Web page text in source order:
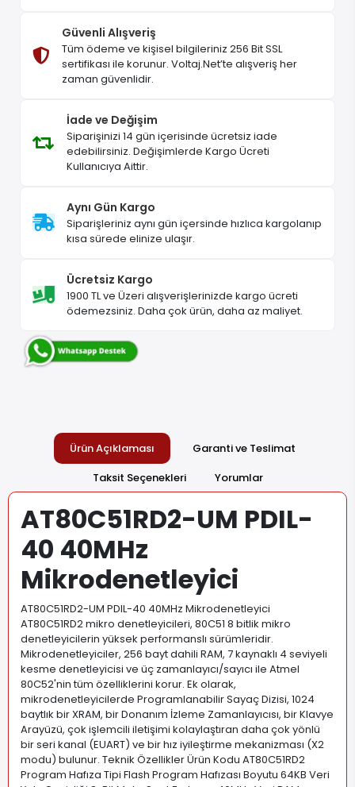
Güvenli Alışveriş
Tüm ödeme ve kişisel bilgileriniz 256 Bit SSL
sertifikası ile korunur. Voltaj.Net’te alışveriş her
zaman güvenlidir.
İade ve Değişim
Siparişinizi 14 gün içerisinde ücretsiz iade
edebilirsiniz. Değişimlerde Kargo Ücreti
Kullanıcıya Aittir.
Aynı Gün Kargo
Siparişleriniz aynı gün içersinde hızlıca kargolanıp
kısa sürede elinize ulaşır.
Ücretsiz Kargo
1900 TL ve Üzeri alışverişlerinizde kargo ücreti
ödemezsiniz. Daha çok ürün, daha az maliyet.
Ürün Açıklaması
Garanti ve Teslimat
Taksit Seçenekleri
Yorumlar
AT80C51RD2-UM PDIL-
40 40MHz
Mikrodenetleyici
AT80C51RD2-UM PDIL-40 40MHz Mikrodenetleyici
AT80C51RD2 mikro denetleyicileri, 80C51 8 bitlik mikro
denetleyicilerin yüksek performanslı sürümleridir.
Mikrodenetleyiciler, 256 bayt dahili RAM, 7 kaynaklı 4 seviyeli
kesme denetleyicisi ve üç zamanlayıcı/sayıcı ile Atmel
80C52'nin tüm özelliklerini korur. Ek olarak,
mikrodenetleyicilerde Programlanabilir Sayaç Dizisi, 1024
baytlık bir XRAM, bir Donanım İzleme Zamanlayıcısı, bir Klavye
Arayüzü, çok işlemcili iletişimi kolaylaştıran daha çok yönlü
bir seri kanal (EUART) ve bir hız iyileştirme mekanizması (X2
modu) bulunur. Teknik Özellikler Ürün Kodu AT80C51RD2
Program Hafıza Tipi Flash Program Hafızası Boyutu 64KB Veri